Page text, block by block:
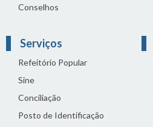
Conselhos
Serviços
Refeitório Popular
Sine
Conciliação
Posto de Identificação